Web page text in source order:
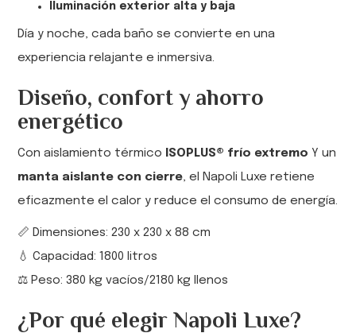
Iluminación exterior alta y baja
Día y noche, cada baño se convierte en una
experiencia relajante e inmersiva.
Diseño, confort y ahorro
energético
Con aislamiento térmico ISOPLUS® frío extremo Y un
manta aislante con cierre, el Napoli Luxe retiene
eficazmente el calor y reduce el consumo de energía.
📏 Dimensiones: 230 x 230 x 88 cm
💧 Capacidad: 1800 litros
⚖️ Peso: 380 kg vacíos/2180 kg llenos
¿Por qué elegir Napoli Luxe?